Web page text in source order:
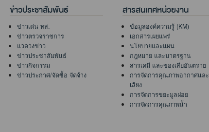
ข่าวประชาสัมพันธ์
ข่าวเด่น ทส.
ข่าวตรวจราชการ
แวดวงข่าว
ข่าวประชาสัมพันธ์
ข่าวกิจกรรม
ข่าวประกาศ/จัดซื้อ จัดจ้าง
สารสนเทศหน่วยงาน
ข้อมูลองค์ความรู้ (KM)
เอกสารเผยแพร่
นโยบายและแผน
กฎหมาย และมาตรฐาน
สารเคมี และของเสียอันตราย
การจัดการคุณภาพอากาศและ
เสียง
การจัดการขยะมูลฝอย
การจัดการคุณภาพน้ำ